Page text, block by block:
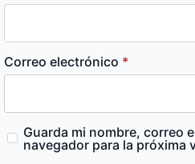
Correo electrónico *
Guarda mi nombre, correo
navegador para la próxima